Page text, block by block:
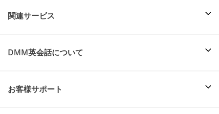
関連サービス
DMM英会話について
お客様サポート